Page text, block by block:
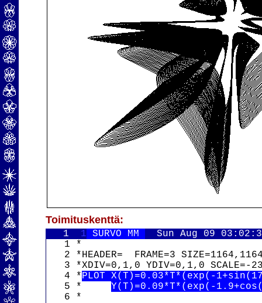
Toimituskenttä:
   1
1 SURVO MM
Sun Aug 09
   1 *
2 *HEADER=  FRAME=3
3 *XDIV=0,1,0 YDIV=0,1,0 SCALE=-
   4 *
PLOT X(T)=0.03*T*(exp(-
   5 *
Y(T)=0.09*T*(exp(-
   6 *